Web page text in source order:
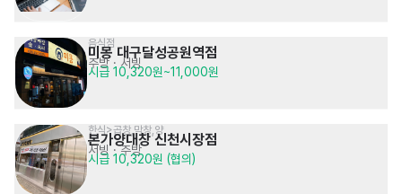
음식점
미몽 대구달성공원역점
주방· 서빙
시급 10,320원~11,000원
한식>곱창,막창,양
본가양대창 신천시장점
서빙· 주방
시급 10,320원 (협의)